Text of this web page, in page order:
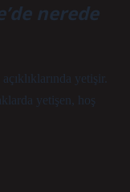
nerede
yetişir.
yetişen, hoş